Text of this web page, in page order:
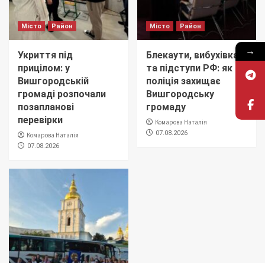
Місто Район
Укриття під
прицілом: у
Вишгородській
громаді розпочали
позапланові
перевірки
Комарова Наталія
07.08.2026
Місто Район
Блекаути, вибухівка
та підступи РФ: як
поліція захищає
Вишгородську
громаду
Комарова Наталія
07.08.2026
→